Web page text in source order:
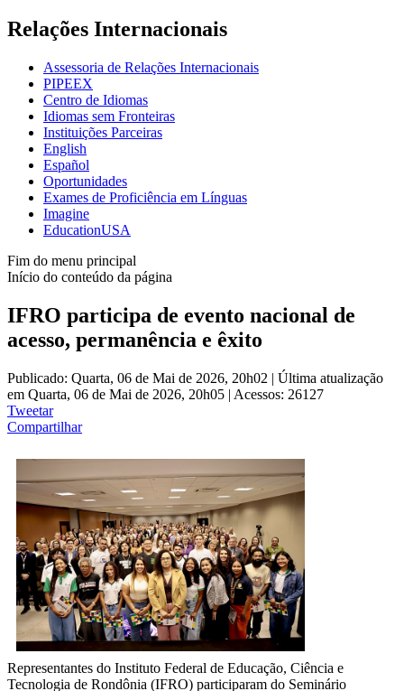
Relações Internacionais
Assessoria de Relações Internacionais
PIPEEX
Centro de Idiomas
Idiomas sem Fronteiras
Instituições Parceiras
English
Español
Oportunidades
Exames de Proficiência em Línguas
Imagine
EducationUSA
Fim do menu principal
Início do conteúdo da página
IFRO participa de evento nacional de
acesso, permanência e êxito
Publicado: Quarta, 06 de Mai de 2026, 20h02 | Última atualização
em Quarta, 06 de Mai de 2026, 20h05 | Acessos: 26127
Tweetar
Compartilhar
Representantes do Instituto Federal de Educação, Ciência e
Tecnologia de Rondônia (IFRO) participaram do Seminário